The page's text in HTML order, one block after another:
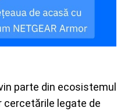
parte din ecosistemul
cercetările legate de